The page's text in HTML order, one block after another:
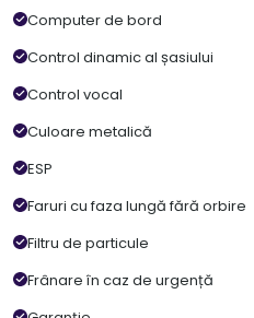
Computer de bord
Control dinamic al șasiului
Control vocal
Culoare metalică
ESP
Faruri cu faza lungă fără orbire
Filtru de particule
Frânare în caz de urgență